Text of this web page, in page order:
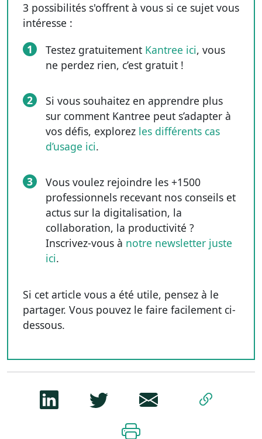
3 possibilités s'offrent à vous si ce sujet vous
intéresse :
1
Testez gratuitement Kantree ici, vous
ne perdez rien, c’est gratuit !
2
Si vous souhaitez en apprendre plus
sur comment Kantree peut s’adapter à
vos défis, explorez les différents cas
d’usage ici.
3
Vous voulez rejoindre les +1500
professionnels recevant nos conseils et
actus sur la digitalisation, la
collaboration, la productivité ?
Inscrivez-vous à notre newsletter juste
ici.
Si cet article vous a été utile, pensez à le
partager. Vous pouvez le faire facilement ci-
dessous.